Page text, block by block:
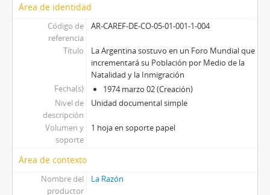
Área de identidad
Código de
referencia
AR-CAREF-DE-CO-05-01-001-1-004
Título
La Argentina sostuvo en un Foro Mundial que
incrementará su Población por Medio de la
Natalidad y la Inmigración
Fecha(s)
1974 marzo 02 (Creación)
Nivel de
descripción
Unidad documental simple
Volumen y
soporte
1 hoja en soporte papel
Área de contexto
Nombre del
productor
La Razón